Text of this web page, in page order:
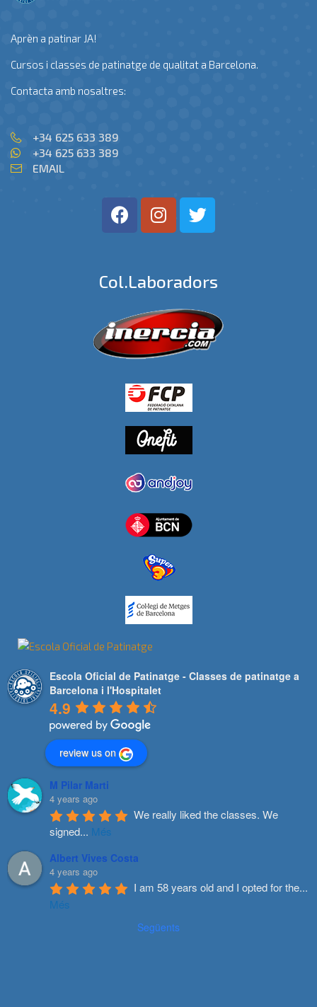
Aprèn a patinar JA!
Cursos i classes de patinatge de qualitat a Barcelona.
Contacta amb nosaltres:
+34 625 633 389
+34 625 633 389
EMAIL
Col.laboradors
Escola Oficial de Patinatge - Classes de patinatge a
Barcelona i l'Hospitalet
4.9
review us on
M Pilar Marti
4 years ago
We really liked the classes. We
signed... Més
Albert Vives Costa
4 years ago
I am 58 years old and I opted for the...
Més
Següents